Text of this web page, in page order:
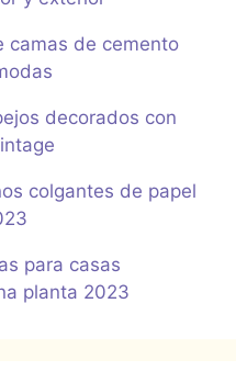
camas de cemento
decorados con
colgantes de papel
para casas
planta 2023